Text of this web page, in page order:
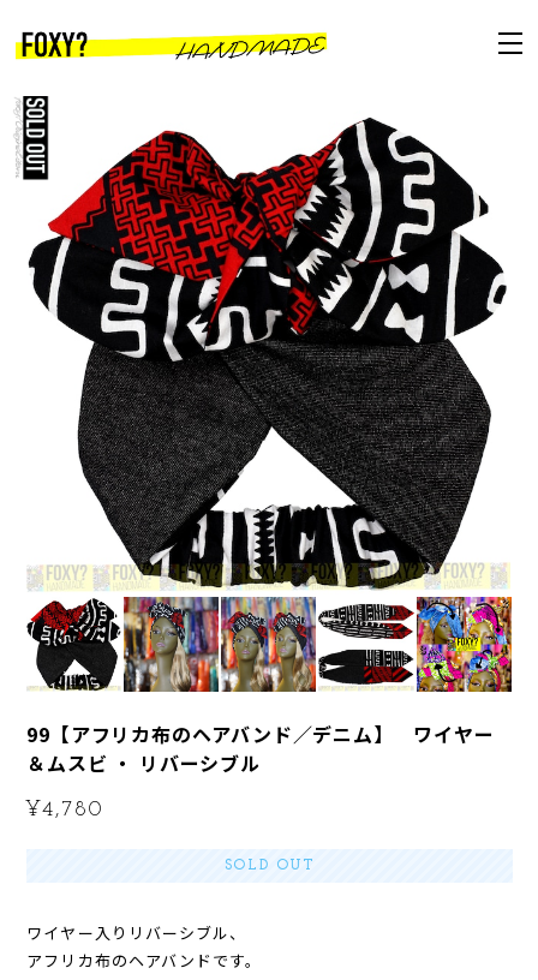
99【アフリカ布のヘアバンド／デニム】 ワイヤー
＆ムスビ ・ リバーシブル
¥4,780
SOLD OUT
ワイヤー入りリバーシブル、
アフリカ布のヘアバンドです。